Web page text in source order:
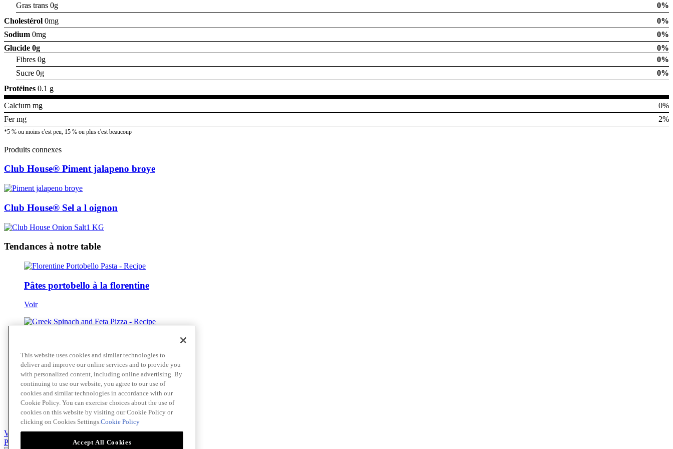
Gras trans 0g
0%
Cholestérol 0mg
0%
Sodium 0mg
0%
Glucide 0g
0%
Fibres 0g
0%
Sucre 0g
0%
Protéines 0.1 g
Calcium mg
0%
Fer mg
2%
*5 % ou moins c'est peu, 15 % ou plus c'est beaucoup
Produits connexes
Club House® Piment jalapeno broye
Club House® Sel a l oignon
Tendances à notre table
Pâtes portobello à la florentine
Voir
Voir
Linguine Alle Vongole
Voir
Voir tout
Passer au contenu principal(Skip)
This website uses cookies and similar technologies to
deliver and improve our online services and to provide you
with personalized content, including online advertising. By
continuing to use our website, you agree to our use of
cookies and similar technologies in accordance with our
Cookie Policy. You can exercise choices about the use of
cookies on this website by visiting our Cookie Policy or
clicking on Cookies Settings.Cookie Policy
Accept All Cookies